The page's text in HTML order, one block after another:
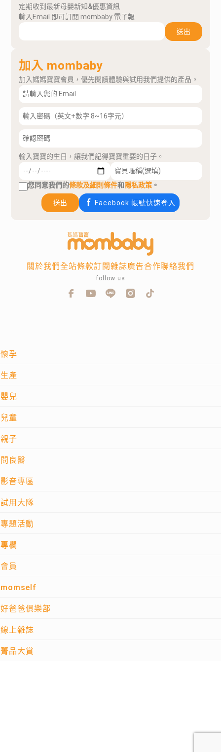
定期收到最新母嬰新知&優惠資訊
輸入Email 即可訂閱 mombaby 電子報
送出
加入 mombaby
加入媽媽寶寶會員，優先閱讀體驗與試用我們提供的產品。
輸入寶寶的生日，讓我們記得寶寶重要的日子。
您同意我們的條款及細則條件和隱私政策 。
送出 Facebook 帳號快速登入
懷孕
生產
嬰兒
兒童
親子
問良醫
影音專區
試用大隊
專題活動
專欄
會員
momself
好爸爸俱樂部
線上雜誌
菁品大賞
關於我們全站條款訂閱雜誌廣告合作聯絡我們
follow us